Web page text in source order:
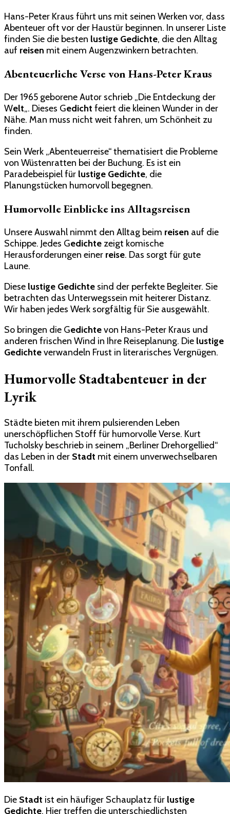
Hans-Peter Kraus führt uns mit seinen Werken vor, dass
Abenteuer oft vor der Haustür beginnen. In unserer Liste
finden Sie die besten lustige Gedichte, die den Alltag
auf reisen mit einem Augenzwinkern betrachten.
Abenteuerliche Verse von Hans-Peter Kraus
Der 1965 geborene Autor schrieb „Die Entdeckung der
Welt„. Dieses Gedicht feiert die kleinen Wunder in der
Nähe. Man muss nicht weit fahren, um Schönheit zu
finden.
Sein Werk „Abenteuerreise“ thematisiert die Probleme
von Wüstenratten bei der Buchung. Es ist ein
Paradebeispiel für lustige Gedichte, die
Planungstücken humorvoll begegnen.
Humorvolle Einblicke ins Alltagsreisen
Unsere Auswahl nimmt den Alltag beim reisen auf die
Schippe. Jedes Gedichte zeigt komische
Herausforderungen einer reise. Das sorgt für gute
Laune.
Diese lustige Gedichte sind der perfekte Begleiter. Sie
betrachten das Unterwegssein mit heiterer Distanz.
Wir haben jedes Werk sorgfältig für Sie ausgewählt.
So bringen die Gedichtevon Hans-Peter Kraus und
anderen frischen Wind in Ihre Reiseplanung. Die lustige
Gedichteverwandeln Frust in literarisches Vergnügen.
Humorvolle Stadtabenteuer in der
Lyrik
Städte bieten mit ihrem pulsierenden Leben
unerschöpflichen Stoff für humorvolle Verse. Kurt
Tucholsky beschrieb in seinem „Berliner Drehorgellied“
das Leben in der Stadt mit einem unverwechselbaren
Tonfall.
Die Stadt ist ein häufiger Schauplatz für lustige
Gedichte. Hier treffen die unterschiedlichsten